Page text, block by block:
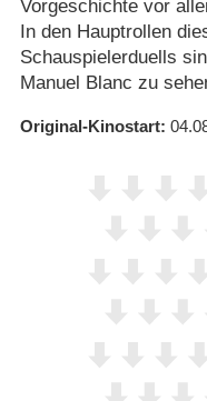
Vorgeschichte vor
In den Hauptrollen
Schauspielerduells
Manuel Blanc zu
Original-Kinostart